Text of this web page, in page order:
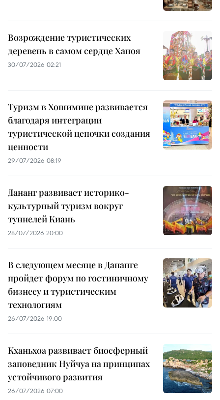
Возрождение туристических
деревень в самом сердце Ханоя
30/07/2026 02:21
Туризм в Хошимине развивается
благодаря интеграции
туристической цепочки создания
ценности
29/07/2026 08:19
Дананг развивает историко-
культурный туризм вокруг
туннелей Киань
28/07/2026 20:00
В следующем месяце в Дананге
пройдет форум по гостиничному
бизнесу и туристическим
технологиям
26/07/2026 19:00
Кханьхоа развивает биосферный
заповедник Нуйчуа на принципах
устойчивого развития
26/07/2026 07:00